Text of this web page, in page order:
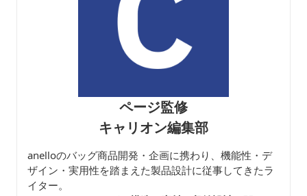
ページ監修
キャリオン編集部
anelloのバッグ商品開発・企画に携わり、機能性・デ
ザイン・実用性を踏まえた製品設計に従事してきたラ
イター。